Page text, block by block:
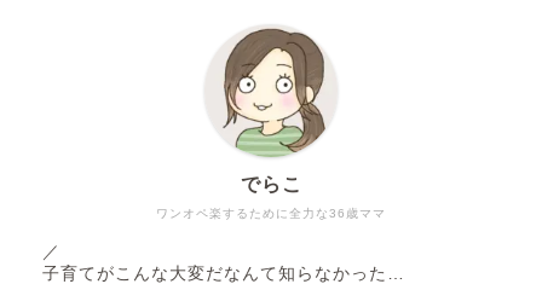
ワンオペ楽するために全力な36歳ママ
でらこ
／
子育てがこんな大変だなんて知らなかった…